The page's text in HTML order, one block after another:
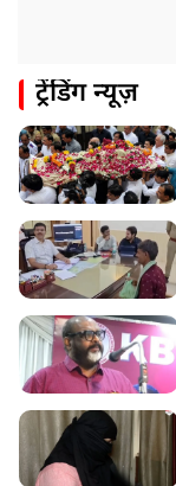
ट्रेंडिंग न्यूज़